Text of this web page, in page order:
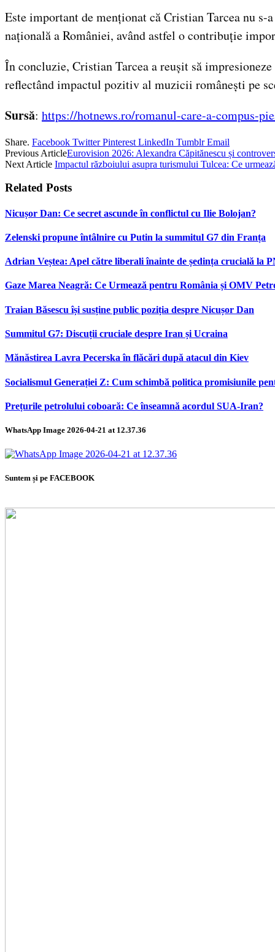
Este important de menționat că Cristian Tarcea nu
națională a României, având astfel o contribuție
În concluzie, Cristian Tarcea a reușit să
reflectând impactul pozitiv al muzicii românești pe
Sursă: https://hotnews.ro/romanul-care-a-compus-
Share. Facebook Twitter Pinterest LinkedIn Tumblr Email
Previous ArticleEurovision 2026: Alexandra Căpitănescu și
Next Article Impactul războiului asupra turismului Tulcea: Ce
Related Posts
Nicușor Dan: Ce secret ascunde în conflictul cu Ilie Bolojan?
Zelenski propune întâlnire cu Putin la summitul G7 din Franța
Adrian Veștea: Apel către liberali înainte de ședința crucială la
Gaze Marea Neagră: Ce Urmează pentru România și OMV
Traian Băsescu își susține public poziția despre Nicușor Dan
Summitul G7: Discuții cruciale despre Iran și Ucraina
Mănăstirea Lavra Pecerska în flăcări după atacul din Kiev
Socialismul Generației Z: Cum schimbă politica promisiunile
Prețurile petrolului coboară: Ce înseamnă acordul SUA-Iran?
WhatsApp Image 2026-04-21 at 12.37.36
Suntem și pe FACEBOOK